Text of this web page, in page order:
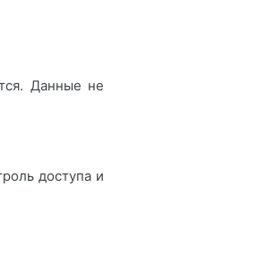
Данные не
доступа и